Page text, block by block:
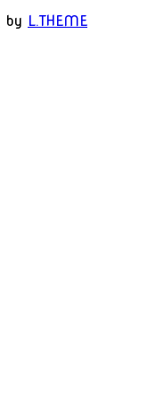
by L.THEME